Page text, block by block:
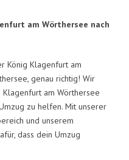
am Wörthersee nach
König Klagenfurt am
genau richtig! Wir
Klagenfurt am Wörthersee
zu helfen. Mit unserer
und unserem
dass dein Umzug